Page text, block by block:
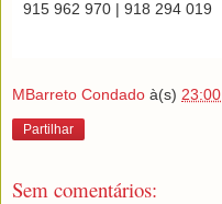
915 962 970 | 918 294 019
MBarreto Condado à(s) 23:00
Partilhar
Sem comentários: